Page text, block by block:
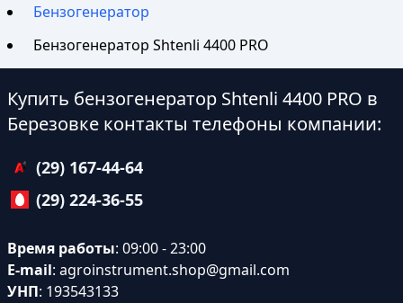
Бензогенератор
Бензогенератор Shtenli 4400 PRO
Купить бензогенератор Shtenli 4400 PRO в
Березовке контакты телефоны компании:
(29) 167-44-64
(29) 224-36-55
Время работы: 09:00 - 23:00
E-mail: agroinstrument.shop@gmail.com
УНП: 193543133